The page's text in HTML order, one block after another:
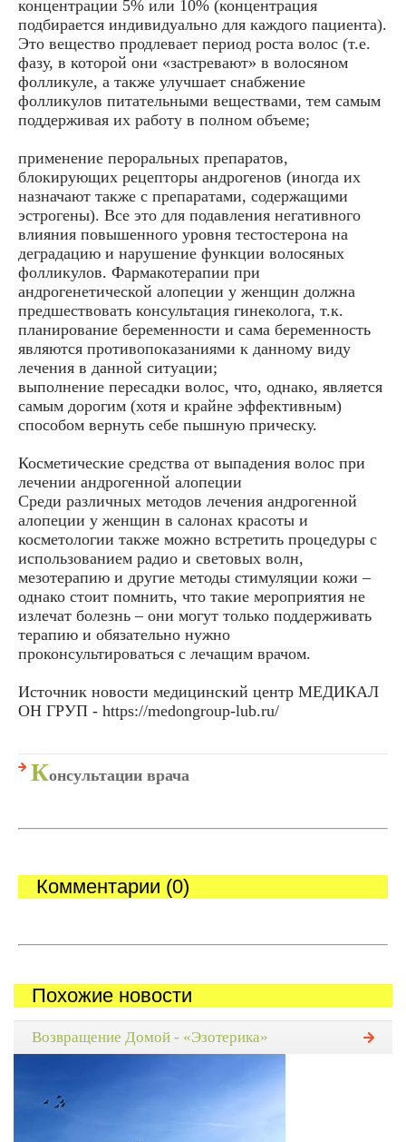
концентрации 5% или 10% (концентрация
подбирается индивидуально для каждого пациента).
Это вещество продлевает период роста волос (т.е.
фазу, в которой они «застревают» в волосяном
фолликуле, а также улучшает снабжение
фолликулов питательными веществами, тем самым
поддерживая их работу в полном объеме;
применение пероральных препаратов,
блокирующих рецепторы андрогенов (иногда их
назначают также с препаратами, содержащими
эстрогены). Все это для подавления негативного
влияния повышенного уровня тестостерона на
деградацию и нарушение функции волосяных
фолликулов. Фармакотерапии при
андрогенетической алопеции у женщин должна
предшествовать консультация гинеколога, т.к.
планирование беременности и сама беременность
являются противопоказаниями к данному виду
лечения в данной ситуации;
выполнение пересадки волос, что, однако, является
самым дорогим (хотя и крайне эффективным)
способом вернуть себе пышную прическу.
Косметические средства от выпадения волос при
лечении андрогенной алопеции
Среди различных методов лечения андрогенной
алопеции у женщин в салонах красоты и
косметологии также можно встретить процедуры с
использованием радио и световых волн,
мезотерапию и другие методы стимуляции кожи –
однако стоит помнить, что такие мероприятия не
излечат болезнь – они могут только поддерживать
терапию и обязательно нужно
проконсультироваться с лечащим врачом.
Источник новости медицинский центр МЕДИКАЛ
ОН ГРУП - https://medongroup-lub.ru/
Консультации врача
Комментарии (0)
Похожие новости
Возвращение Домой - «Эзотерика»